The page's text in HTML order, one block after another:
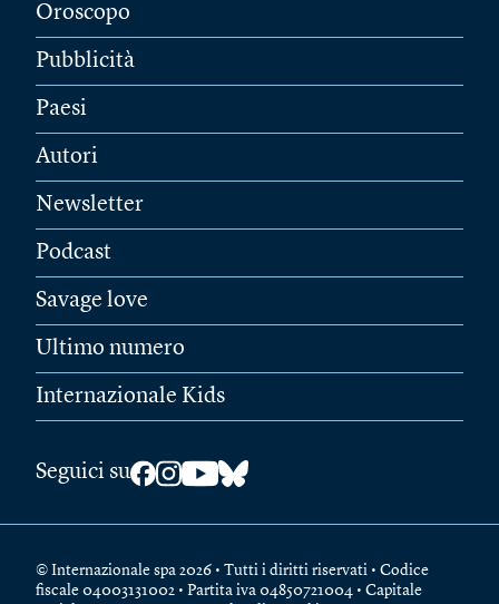
Oroscopo
Pubblicità
Paesi
Autori
Newsletter
Podcast
Savage love
Ultimo numero
Internazionale Kids
Seguici su
© Internazionale spa 2026 • Tutti i diritti riservati • Codice
fiscale 04003131002 • Partita iva 04850721004 • Capitale